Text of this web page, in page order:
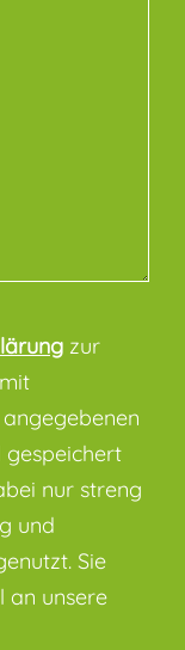
zur
gespeichert
nur streng
und
Sie
an unsere